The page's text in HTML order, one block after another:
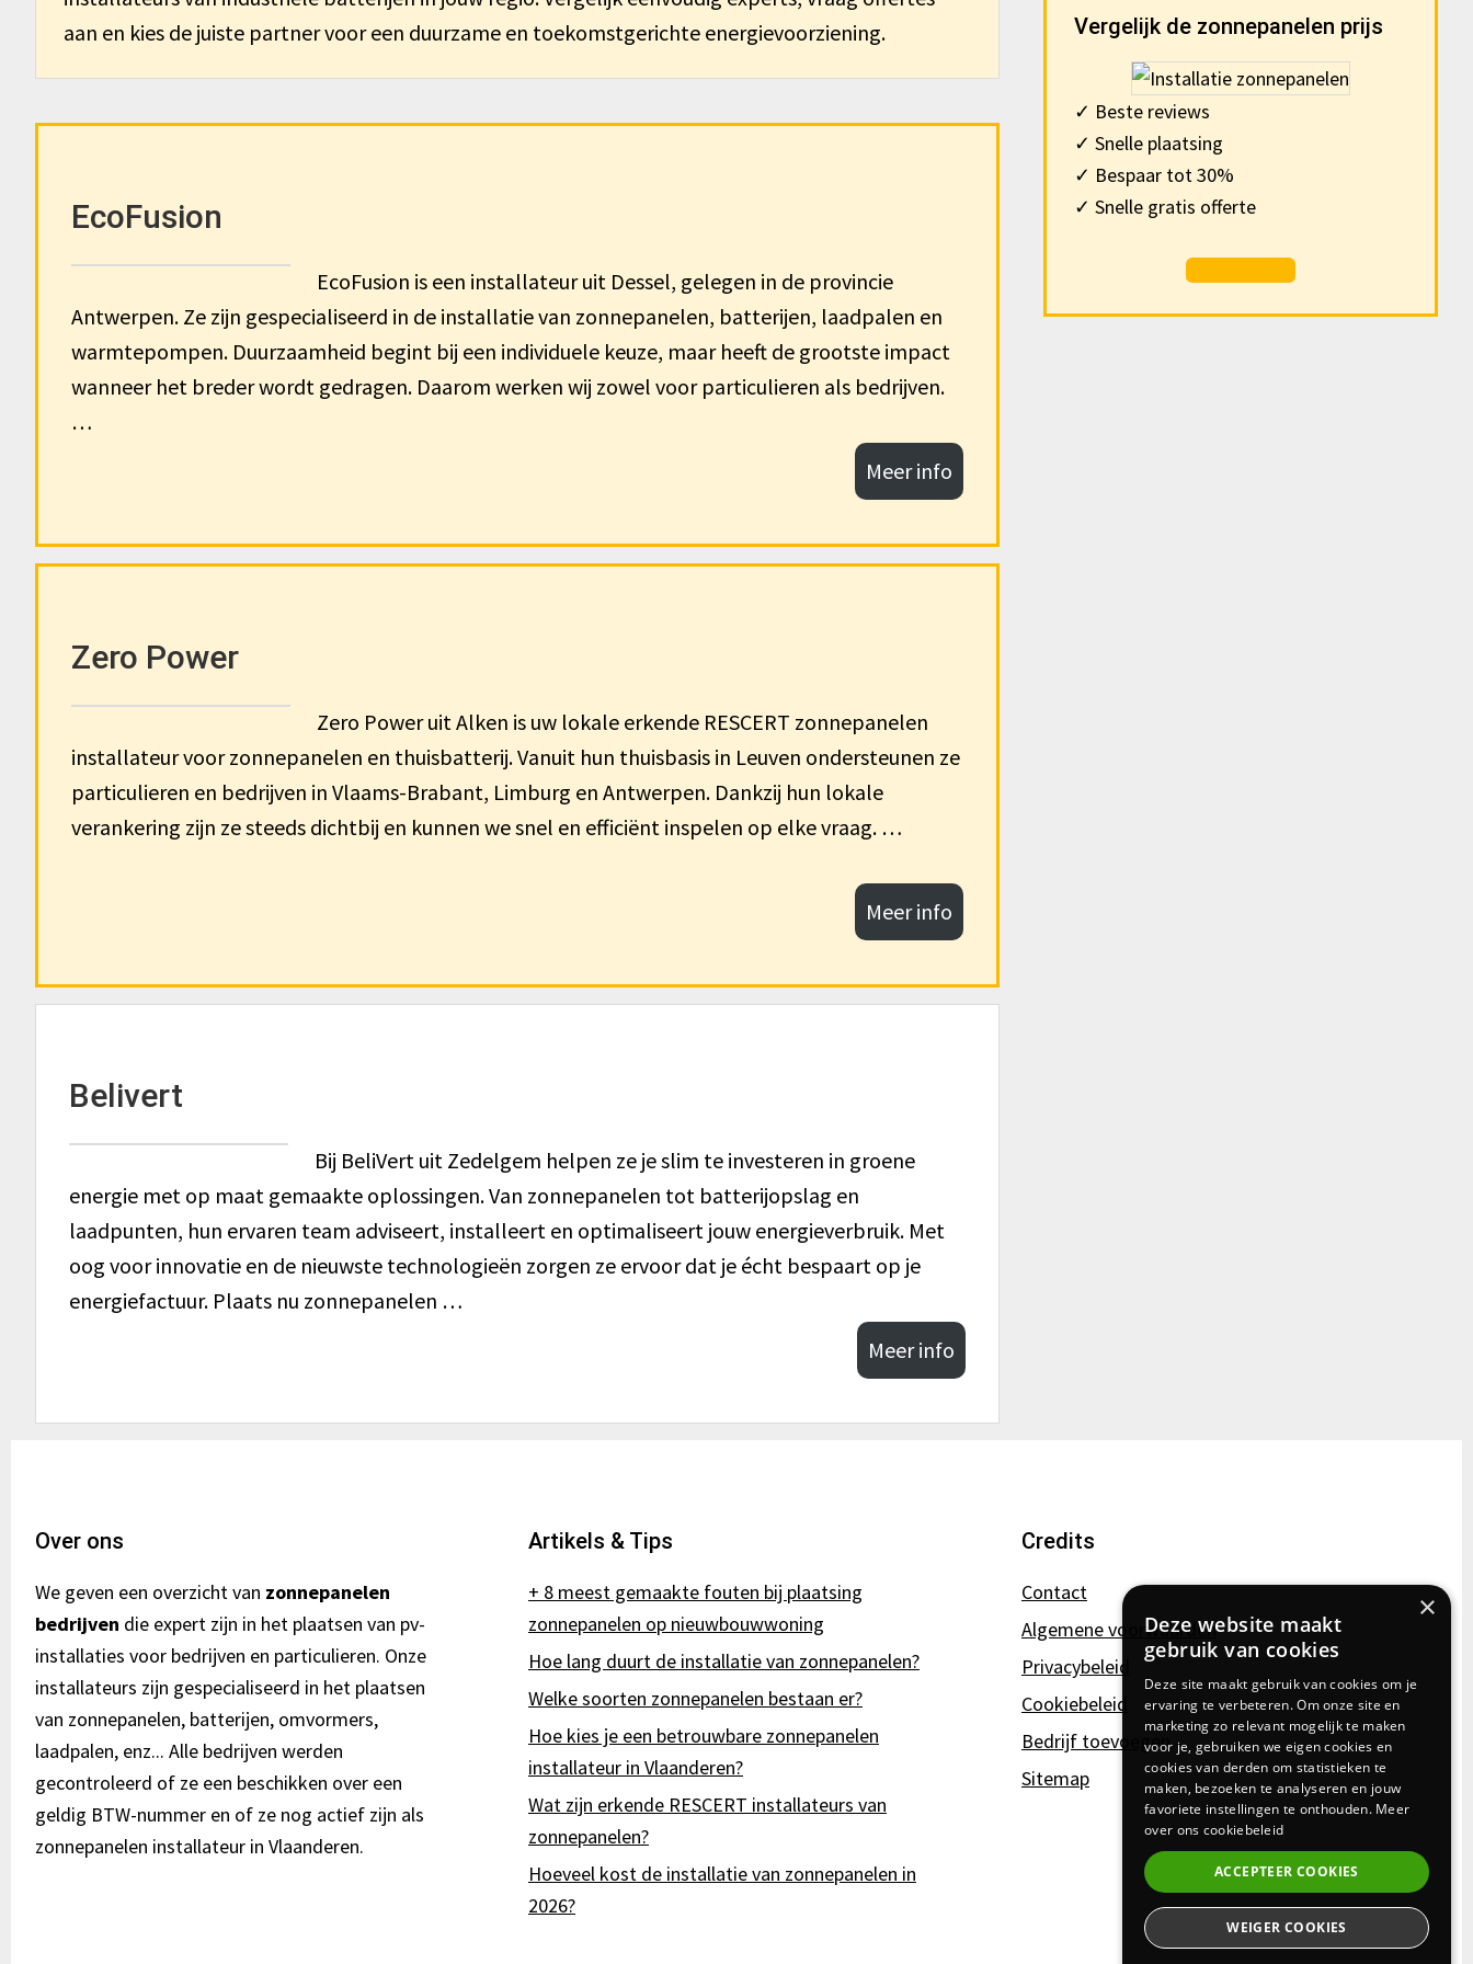
aan en kies de juiste partner voor een duurzame en toekomstgerichte energievoorziening.
EcoFusion
EcoFusion is een installateur uit Dessel, gelegen in de provincie
Antwerpen. Ze zijn gespecialiseerd in de installatie van zonnepanelen, batterijen, laadpalen en
warmtepompen. Duurzaamheid begint bij een individuele keuze, maar heeft de grootste impact
wanneer het breder wordt gedragen. Daarom werken wij zowel voor particulieren als bedrijven.
…
Zero Power
Zero Power uit Alken is uw lokale erkende RESCERT zonnepanelen
installateur voor zonnepanelen en thuisbatterij. Vanuit hun thuisbasis in Leuven ondersteunen ze
particulieren en bedrijven in Vlaams-Brabant, Limburg en Antwerpen. Dankzij hun lokale
verankering zijn ze steeds dichtbij en kunnen we snel en efficiënt inspelen op elke vraag. …
Belivert
Bij BeliVert uit Zedelgem helpen ze je slim te investeren in groene
energie met op maat gemaakte oplossingen. Van zonnepanelen tot batterijopslag en
laadpunten, hun ervaren team adviseert, installeert en optimaliseert jouw energieverbruik. Met
oog voor innovatie en de nieuwste technologieën zorgen ze ervoor dat je écht bespaart op je
energiefactuur. Plaats nu zonnepanelen …
Vergelijk de zonnepanelen prijs
✓ Beste reviews
✓ Snelle plaatsing
✓ Bespaar tot 30%
✓ Snelle gratis offerte
Gratis offerte
Footer
Over ons
We geven een overzicht van zonnepanelen
bedrijven die expert zijn in het plaatsen van pv-
installaties voor bedrijven en particulieren. Onze
installateurs zijn gespecialiseerd in het plaatsen
van zonnepanelen, batterijen, omvormers,
laadpalen, enz... Alle bedrijven werden
gecontroleerd of ze een beschikken over een
geldig BTW-nummer en of ze nog actief zijn als
zonnepanelen installateur in Vlaanderen.
Artikels & Tips
+ 8 meest gemaakte fouten bij plaatsing
zonnepanelen op nieuwbouwwoning
Hoe lang duurt de installatie van zonnepanelen?
Welke soorten zonnepanelen bestaan er?
Hoe kies je een betrouwbare zonnepanelen
installateur in Vlaanderen?
Wat zijn erkende RESCERT installateurs van
zonnepanelen?
Hoeveel kost de installatie van zonnepanelen in
2026?
Credits
Contact
Algemene voorwaarden
Privacybeleid
Cookiebeleid
Bedrijf toevoegen
Sitemap
×
Deze website maakt
gebruik van cookies
Deze site maakt gebruik van cookies om je
ervaring te verbeteren. Om onze site en
marketing zo relevant mogelijk te maken
voor je, gebruiken we eigen cookies en
cookies van derden om statistieken te
maken, bezoeken te analyseren en jouw
favoriete instellingen te onthouden. Meer
over ons cookiebeleid
ACCEPTEER COOKIES
WEIGER COOKIES